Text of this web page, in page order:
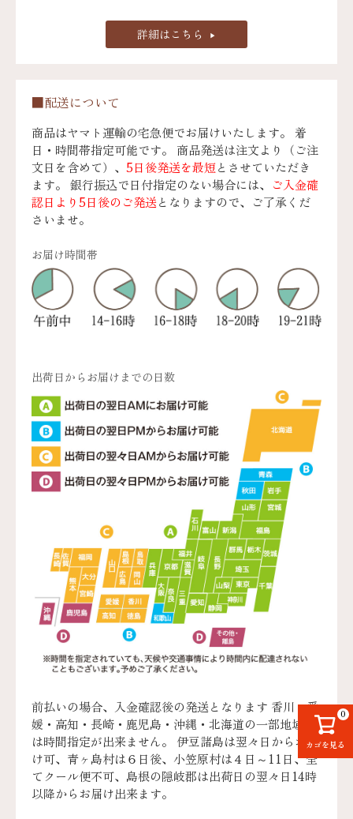
カゴを見る
0
詳細はこちら
■配送について
商品はヤマト運輸の宅急便でお届けいたします。 着
日・時間帯指定可能です。 商品発送は注文より（ご注
文日を含めて）、 5日後発送を最短とさせていただき
ます。 銀行振込で日付指定のない場合には、
ご入金確
認日より5日後のご発送となりますので、ご了承くだ
さいませ。
お届け時間帯
出荷日からお届けまでの日数
前払いの場合、入金確認後の発送となります 香川・愛
媛・高知・長崎・鹿児島・沖縄・北海道の一部地域で
は時間指定が出来ません。 伊豆諸島は翌々日からお届
け可、青ヶ島村は６日後、小笠原村は４日～11日、全
てクール便不可、島根の隠岐郡は出荷日の翌々日14時
以降からお届け出来ます。